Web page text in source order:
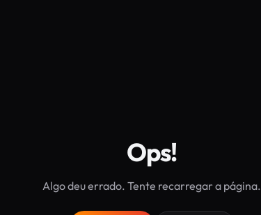
Ops!
Algo deu errado. Tente recarregar a página.